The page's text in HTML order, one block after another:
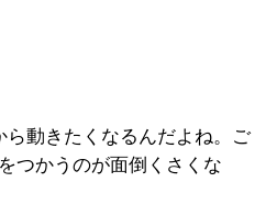
ら動きたくなるんだよね。ご
つかうのが面倒くさくな